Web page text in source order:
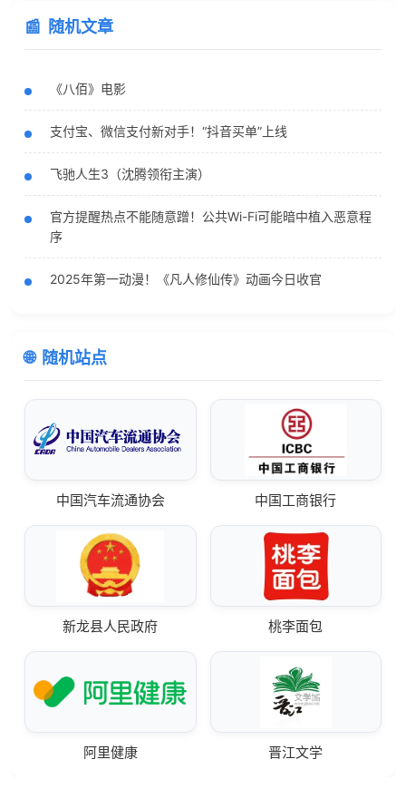
随机文章
《八佰》电影
支付宝、微信支付新对手！“抖音买单”上线
飞驰人生3（沈腾领衔主演）
官方提醒热点不能随意蹭！公共Wi-Fi可能暗中植入恶意程
序
2025年第一动漫！《凡人修仙传》动画今日收官
随机站点
中国汽车流通协会 中国工商银行
新龙县人民政府 桃李面包
阿里健康 晋江文学